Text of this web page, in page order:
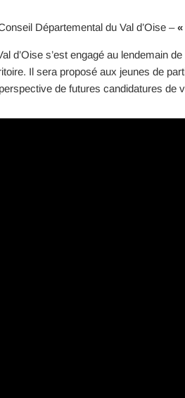
Départemental du Val d’Oise –
d’Oise s’est engagé au lendemain
Il sera proposé aux jeunes de
de futures candidatures de